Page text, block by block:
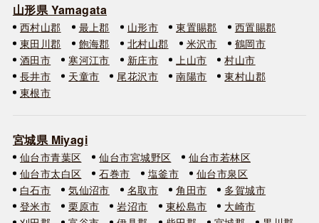
山形県 Yamagata
西村山郡 最上郡 山形市 東置賜郡
西置賜郡
東田川郡
飽海郡 北村山郡 米沢市
鶴岡市
酒田市
寒河江市 新庄市 上山市
村山市
長井市
天童市 尾花沢市 南陽市
東村山郡
東根市
宮城県 Miyagi
仙台市青葉区 仙台市宮城野区
仙台市若林区
仙台市太白区
石巻市 塩釜市
仙台市泉区
白石市
気仙沼市 名取市 角田市
多賀城市
登米市
栗原市 岩沼市 東松島市
大崎市